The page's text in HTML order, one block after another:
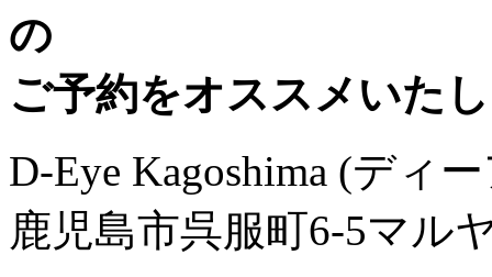
の
ご予約をオススメいた
D-Eye Kagoshima (ディ
鹿児島市呉服町6-5マル